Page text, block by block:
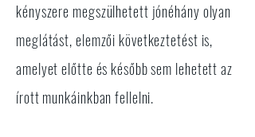
kényszere megszülhetett jónéhány olyan
meglátást, elemzői következtetést is,
amelyet előtte és később sem lehetett az
írott munkáinkban fellelni.